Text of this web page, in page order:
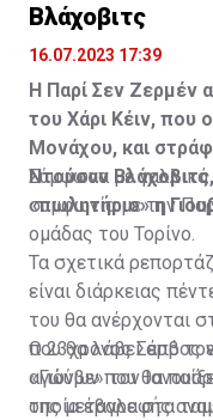
Βλάχοβιτς
16.07.2023 17:39
Η Παρί Σεν Ζερμέν
του Χάρι Κέιν, που
Μονάχου, και
Ντούσαν
«πωλητήριο» η
Σύμφωνα με
συμφωνία με την
ομάδας του Τορίνο.
Τα σχετικά
είναι διάρκειας
του θα ανέρχονται
που θα λάβει από
αγώνων που θα
της μεταγραφής
Ο 23χρονος Σέρβος
«Γιούβε» τον
οποία έβαλε στα